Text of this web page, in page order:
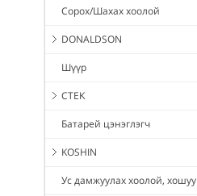
Сорох/Шахах хоолой
DONALDSON
Шүүр
CTEK
Батарей цэнэглэгч
KOSHIN
Ус дамжуулах хоолой, хошуу